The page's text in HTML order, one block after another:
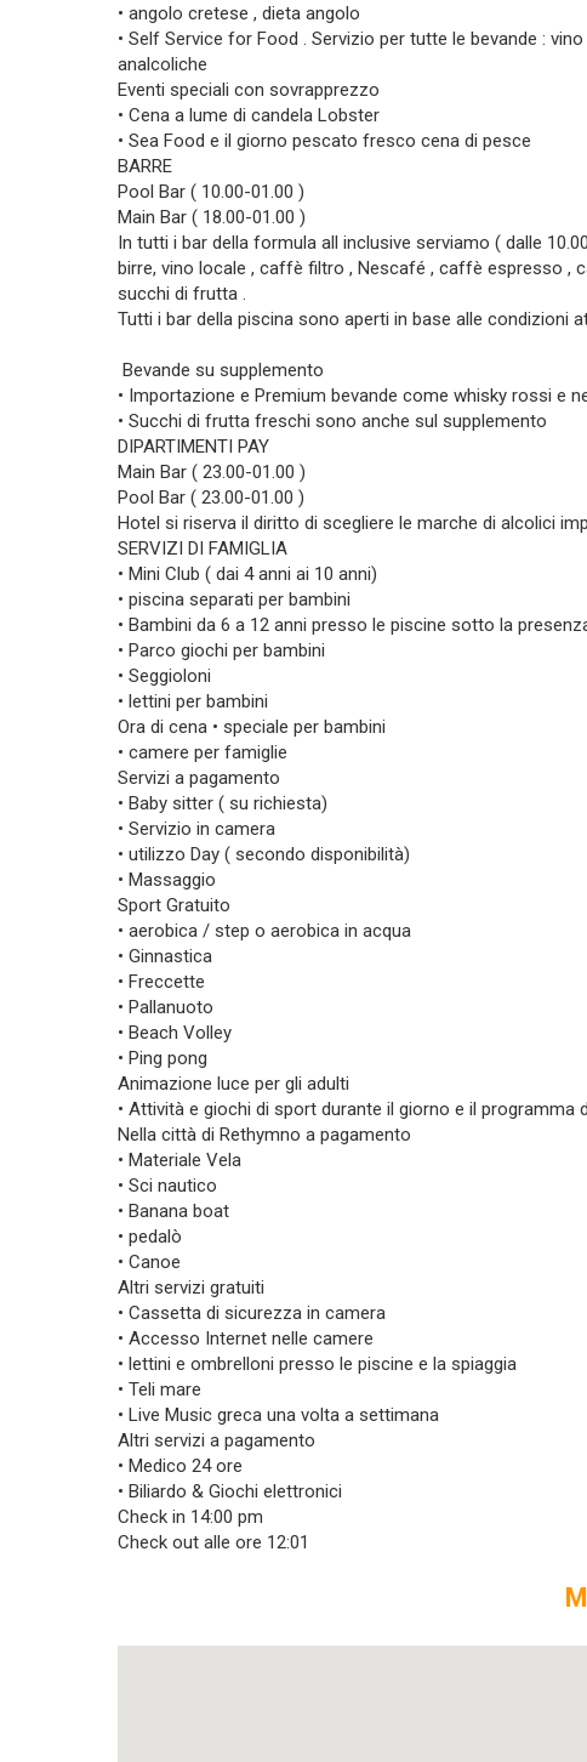
• angolo cretese , dieta angolo
• Self Service for Food . Servizio per tutte le bevande :
analcoliche
Eventi speciali con sovrapprezzo
• Cena a lume di candela Lobster
• Sea Food e il giorno pescato fresco cena di pesce
BARRE
Pool Bar ( 10.00-01.00 )
Main Bar ( 18.00-01.00 )
In tutti i bar della formula all inclusive serviamo ( dalle
birre, vino locale , caffè filtro , Nescafé , caffè espresso ,
succhi di frutta .
Tutti i bar della piscina sono aperti in base alle condizioni
Bevande su supplemento
• Importazione e Premium bevande come whisky rossi e
• Succhi di frutta freschi sono anche sul supplemento
DIPARTIMENTI PAY
Main Bar ( 23.00-01.00 )
Pool Bar ( 23.00-01.00 )
Hotel si riserva il diritto di scegliere le marche di alcolici
SERVIZI DI FAMIGLIA
• Mini Club ( dai 4 anni ai 10 anni)
• piscina separati per bambini
• Bambini da 6 a 12 anni presso le piscine sotto la
• Parco giochi per bambini
• Seggioloni
• lettini per bambini
Ora di cena • speciale per bambini
• camere per famiglie
Servizi a pagamento
• Baby sitter ( su richiesta)
• Servizio in camera
• utilizzo Day ( secondo disponibilità)
• Massaggio
Sport Gratuito
• aerobica / step o aerobica in acqua
• Ginnastica
• Freccette
• Pallanuoto
• Beach Volley
• Ping pong
Animazione luce per gli adulti
• Attività e giochi di sport durante il giorno e il programma
Nella città di Rethymno a pagamento
• Materiale Vela
• Sci nautico
• Banana boat
• pedalò
• Canoe
Altri servizi gratuiti
• Cassetta di sicurezza in camera
• Accesso Internet nelle camere
• lettini e ombrelloni presso le piscine e la spiaggia
• Teli mare
• Live Music greca una volta a settimana
Altri servizi a pagamento
• Medico 24 ore
• Biliardo & Giochi elettronici
Check in 14:00 pm
Check out alle ore 12:01